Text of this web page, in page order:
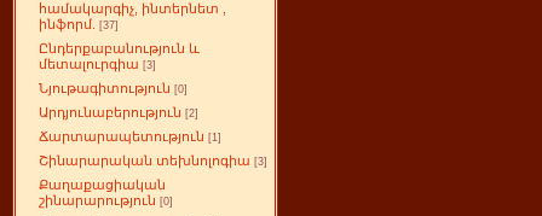
համակարգիչ, ինտերնետ ,
ինֆորմ.
[37]
Ընդերքաբանություն և
մետալուրգիա [3]
Նյութագիտություն [0]
Արդյունաբերություն [2]
Ճարտարապետություն [1]
Շինարարական տեխնոլոգիա [3]
Քաղաքացիական
շինարարություն [0]